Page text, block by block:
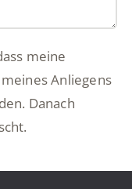
meine
Anliegens
Danach